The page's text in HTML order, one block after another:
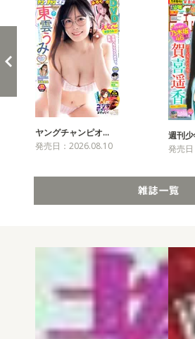
ヤングチャンピオ…
発売日：2026.08.10
週刊
発売